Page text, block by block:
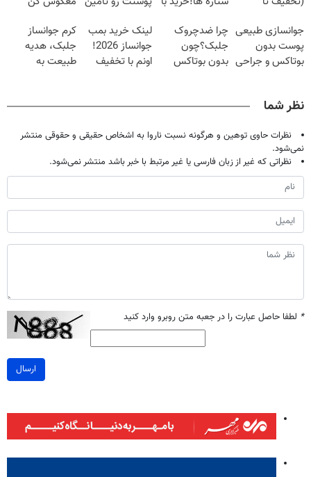
40%تخفیف)
جوانسازی طبیعی
پوست بدون
بوتاکس و جراحی
چرا ضدچروک
جلبک؟چون
بدون بوتاکس
لینک خرید بمب
جوانساز 2026!
اونم با تخفیف
کرم جوانساز
جلبک، هدیه
طبیعت به
نظر شما
نظرات حاوی توهین و هرگونه نسبت ناروا به اشخاص حقیقی و حقوقی منتشر
نمی‌شود.
نظراتی که غیر از زبان فارسی یا غیر مرتبط با خبر باشد منتشر نمی‌شود.
* لطفا حاصل عبارت را در جعبه متن روبرو وارد کنید
ارسال